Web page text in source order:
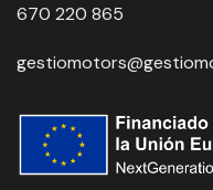
670 220 865